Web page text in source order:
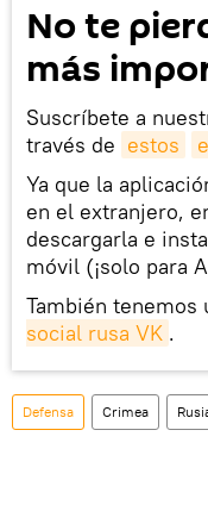
No te
más
Suscríbete a
través de estos
Ya que la
en el extranjero,
descargarla e
móvil (¡solo para
También tenemos
social rusa VK .
Defensa Crimea